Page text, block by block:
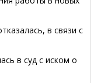
в связи с
в суд с иском о